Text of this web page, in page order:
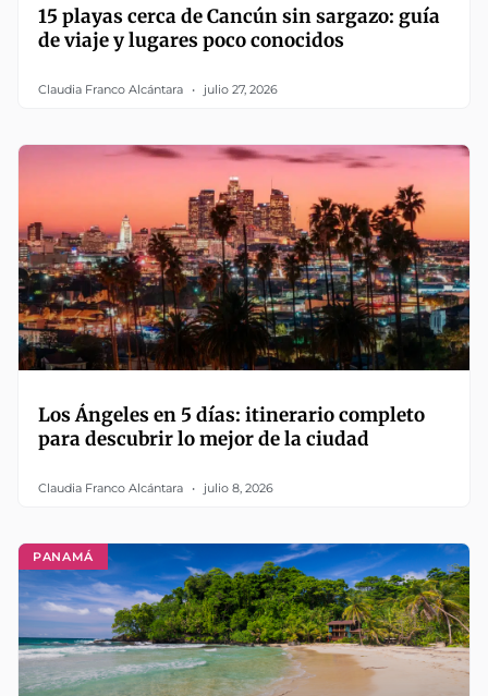
15 playas cerca de Cancún sin sargazo: guía
de viaje y lugares poco conocidos
Claudia Franco Alcántara julio 27, 2026
Los Ángeles en 5 días: itinerario completo
para descubrir lo mejor de la ciudad
Claudia Franco Alcántara julio 8, 2026
PANAMÁ